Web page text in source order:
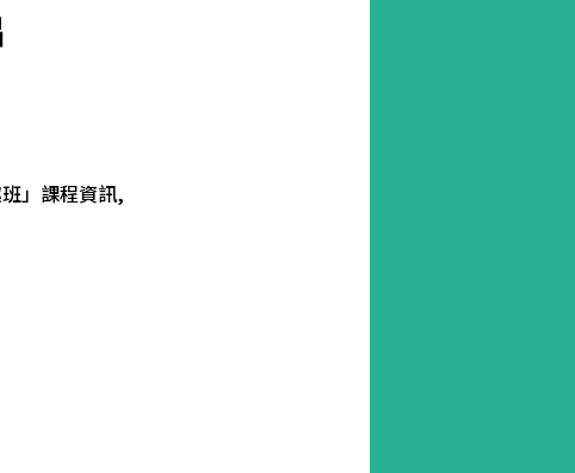
」課程資訊,